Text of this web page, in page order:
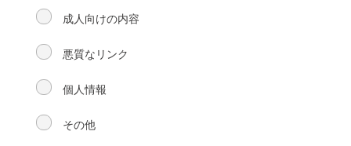
成人向けの内容
悪質なリンク
個人情報
その他